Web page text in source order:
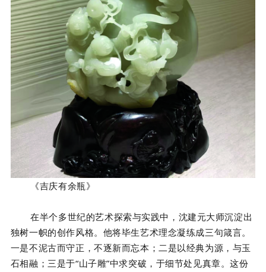
《吉庆有余瓶》
在半个多世纪的艺术探索与实践中，沈建元大师沉淀出
独树一帜的创作风格。他将毕生艺术理念凝练成三句箴言。
一是不泥古而守正，不逐新而忘本；二是以经典为源，与玉
石相融；三是于“山子雕”中求突破，于细节处见真章。这份